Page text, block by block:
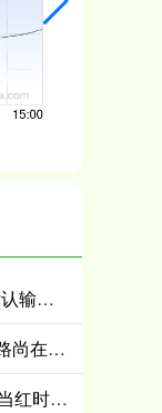
智博配资平台 日本技术人员拆解宇树G1后认输：在人形机器人领域，日本想在短时间内缩小与中国的差距“恐怕并不现实”
中承配资 降费增利，三七互娱的AI转型之路尚在途中
财惠配资APP下载 长影女星周丽娜近况：当红时息影是否与迟志强入狱有关？如今67岁